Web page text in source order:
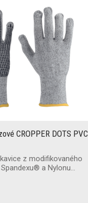
CROPPER DOTS PVC
z modifikovaného
a Nylonu…